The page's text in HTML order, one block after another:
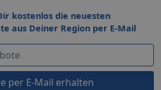
kostenlos die neuesten
aus Deiner Region per E-Mail
per E-Mail erhalten